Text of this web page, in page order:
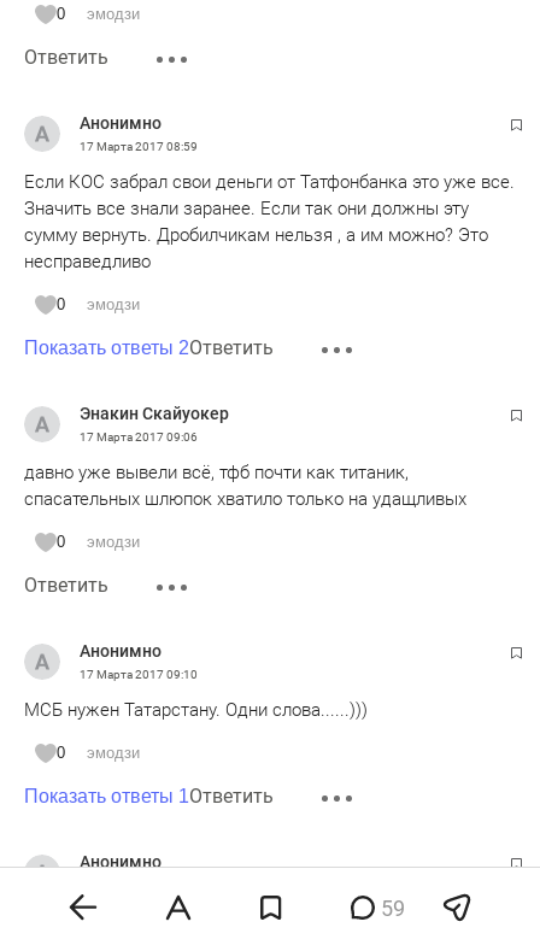
0 эмодзи
Ответить
Анонимно
17 Марта 201708:59
Если КОС забрал свои деньги от Татфонбанка это уже все.
Значить все знали заранее. Если так они должны эту
сумму вернуть. Дробилчикам нельзя , а им можно? Это
несправедливо
0 эмодзи
Показать ответы 2Ответить
Энакин Скайуокер
17 Марта 201709:06
давно уже вывели всё, тфб почти как титаник,
спасательных шлюпок хватило только на удащливых
0 эмодзи
Ответить
Анонимно
17 Марта 201709:10
МСБ нужен Татарстану. Одни слова......)))
0 эмодзи
Показать ответы 1Ответить
Анонимно
Таиф 100% ничего не потерял. Таиф предал права на
59